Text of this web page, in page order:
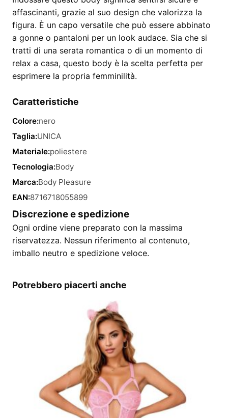
affascinanti, grazie al suo design che valorizza la
figura. È un capo versatile che può essere abbinato
a gonne o pantaloni per un look audace. Sia che si
tratti di una serata romantica o di un momento di
relax a casa, questo body è la scelta perfetta per
esprimere la propria femminilità.
Caratteristiche
Colore:nero
Taglia:UNICA
Materiale:poliestere
Tecnologia:Body
Marca:Body Pleasure
EAN:8716718055899
Discrezione e spedizione
Ogni ordine viene preparato con la massima
riservatezza. Nessun riferimento al contenuto,
imballo neutro e spedizione veloce.
Potrebbero piacerti anche